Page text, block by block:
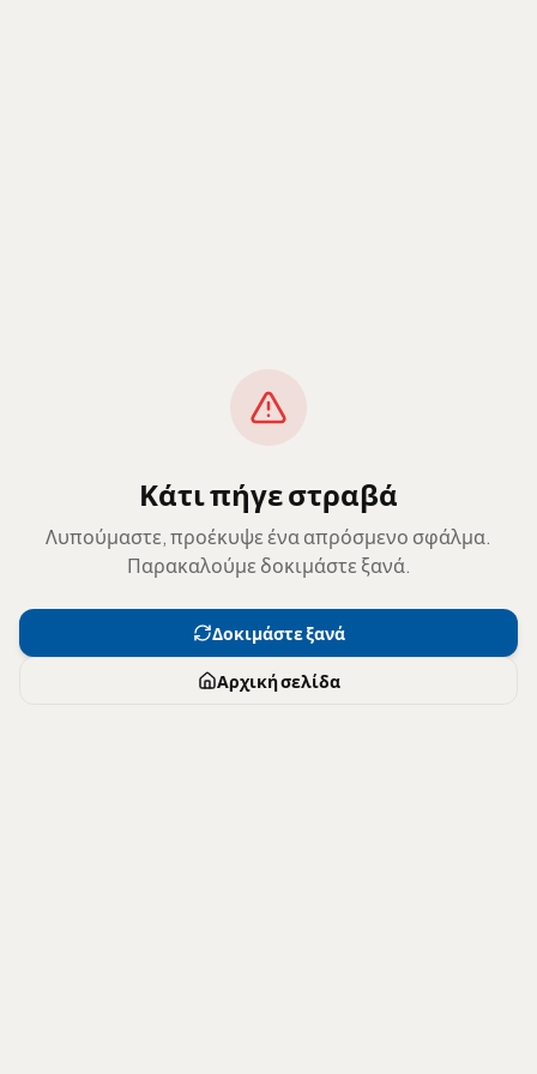
Κάτι πήγε στραβά
Λυπούμαστε, προέκυψε ένα απρόσμενο σφάλμα.
Παρακαλούμε δοκιμάστε ξανά.
Δοκιμάστε ξανά
Αρχική σελίδα